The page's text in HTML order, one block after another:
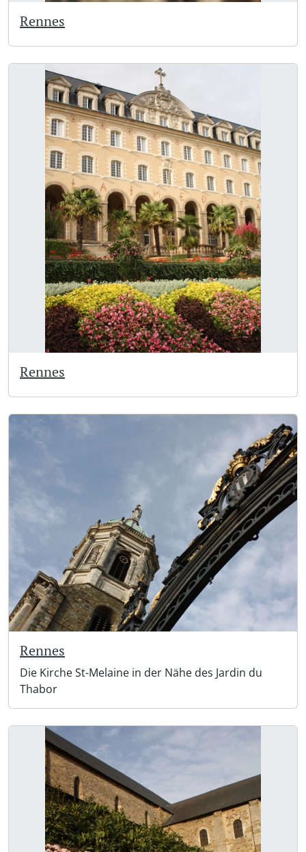
Rennes
Rennes
Rennes
Die Kirche St-Melaine in der Nähe des Jardin du
Thabor